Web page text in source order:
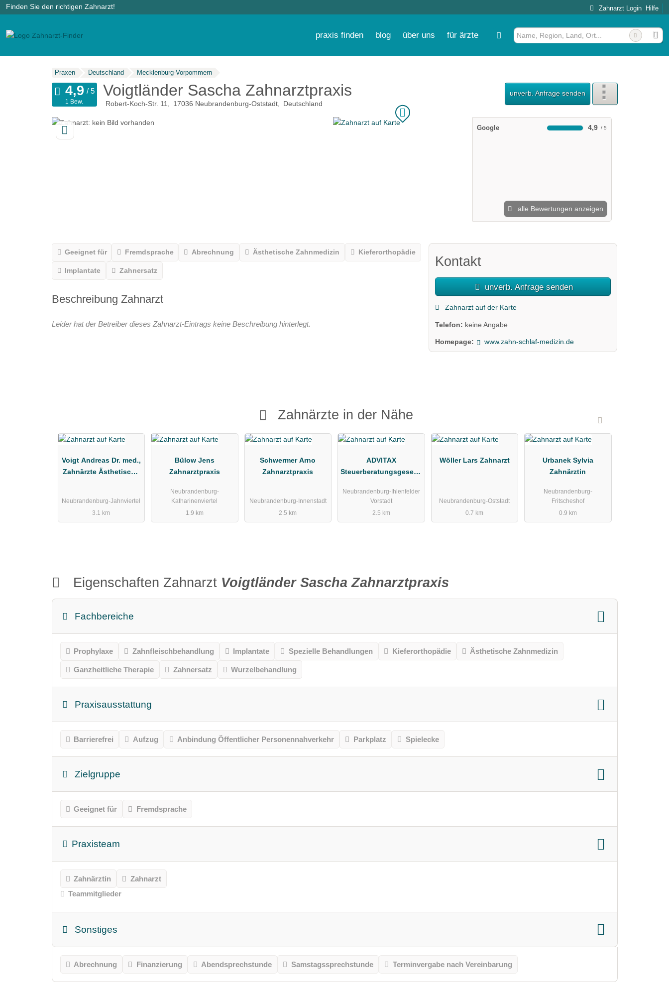
Finden Sie den richtigen Zahnarzt! Zahnarzt Login Hilfe
praxis finden blog über uns für ärzte
Praxen Deutschland Mecklenburg-Vorpommern
Voigtländer Sascha Zahnarztpraxis
Robert-Koch-Str. 11 17036 Neubrandenburg-Oststadt Deutschland
unverb. Anfrage senden
1 Bew.
Google 4,9
alle Bewertungen anzeigen
Geeignet für Fremdsprache Abrechnung Ästhetische Zahnmedizin Kieferorthopädie
Implantate Zahnersatz
Beschreibung Zahnarzt
Leider hat der Betreiber dieses Zahnarzt-Eintrags keine Beschreibung hinterlegt.
Kontakt
unverb. Anfrage senden
Zahnarzt auf der Karte
Telefon: keine Angabe
Homepage: www.zahn-schlaf-medizin.de
Zahnärzte in der Nähe
Voigt Andreas Dr. med.,
Zahnärzte Ästhetische
Neubrandenburg-Jahnviertel
3.1 km
Bülow Jens
Zahnarztpraxis
Neubrandenburg-
Katharinenviertel
1.9 km
Schwermer Arno
Zahnarztpraxis
Neubrandenburg-Innenstadt
2.5 km
ADVITAX
Steuerberatungsgesells
Neubrandenburg-Ihlenfelder
Vorstadt
2.5 km
Wöller Lars Zahnarzt
Neubrandenburg-Oststadt
0.7 km
Urbanek Sylvia
Zahnärztin
Neubrandenburg-
Fritscheshof
0.9 km
Eigenschaften Zahnarzt Voigtländer Sascha Zahnarztpraxis
Fachbereiche
Prophylaxe Zahnfleischbehandlung Implantate Spezielle Behandlungen Kieferorthopädie Ästhetische Zahnmedizin
Ganzheitliche Therapie Zahnersatz Wurzelbehandlung
Praxisausstattung
Barrierefrei Aufzug Anbindung Öffentlicher Personennahverkehr Parkplatz Spielecke
Zielgruppe
Geeignet für Fremdsprache
Praxisteam
Zahnärztin
Zahnarzt
Teammitglieder
Sonstiges
Abrechnung Finanzierung Abendsprechstunde Samstagssprechstunde Terminvergabe nach Vereinbarung